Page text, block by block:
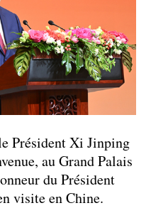
Président Xi Jinping
au Grand Palais
du Président
visite en Chine.